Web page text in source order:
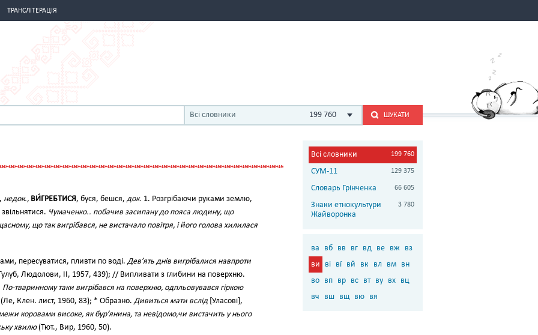
ТРАНСЛІТЕРАЦІЯ
Всі словники 199 760 ШУКАТИ
недок., ВИ́ГРЕБТИСЯ, буся, бешся, док. 1. Розгрібаючи руками землю,
Чумаченко.. побачив засипану до пояса людину, що
що так вигрібався, не вистачало повітря, і його голова хилилася
пересуватися, пливти по воді.Дев’ять днів вигрібалися навпроти
Людолови, II, 1957, 439); // Випливати з глибини на поверхню.
тваринному таки вигрібався на поверхню, одпльовувався гіркою
Клен. лист, 1960, 83); * Образно.Дивиться мати вслід [Уласові],
коровами високе, як бур’янина, та невідомо,чи вистачить у нього
хвилю(Тют., Вир, 1960, 50).
Всі словники 199 760
СУМ-11 129 375
Словарь Грінченка 66 605
Знаки етнокультури
Жайворонка
3 780
ва вб вв вг вд ве вж вз
ви
ві вї вй вк вл вм вн
во вп вр вс вт ву вх вц
вч
вш вщ вю вя